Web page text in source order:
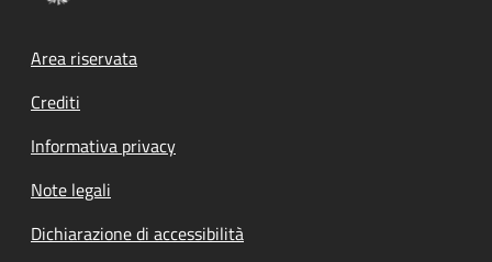
Footer menu
Area riservata
Crediti
Informativa privacy
Note legali
Dichiarazione di accessibilità